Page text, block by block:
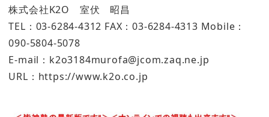
株式会社K2O 室伏 昭昌
TEL：03-6284-4312 FAX：03-6284-4313 Mobile：
090-5804-5078
E-mail：k2o3184murofa@jcom.zaq.ne.jp
URL：https://www.k2o.co.jp